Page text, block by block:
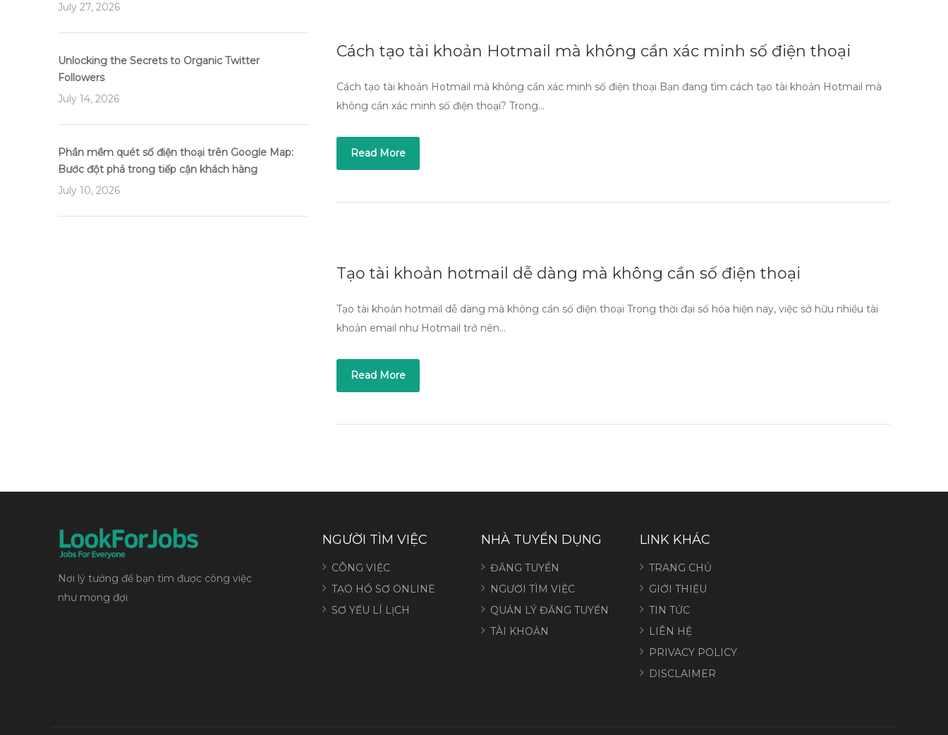
Cách tạo tài khoản Hotmail mà không cần xác minh số điện thoại
Cách tạo tài khoản Hotmail mà không cần xác minh số điện thoại Bạn đang tìm cách tạo tài khoản Hotmail mà
không cần xác minh số điện thoại? Trong…
Read More
Tạo tài khoản hotmail dễ dàng mà không cần số điện thoại
Tạo tài khoản hotmail dễ dàng mà không cần số điện thoại Trong thời đại số hóa hiện nay, việc sở hữu nhiều tài
khoản email như Hotmail trở nên…
Read More
July 27, 2026
Unlocking the Secrets to Organic Twitter
Followers
July 14, 2026
Phần mềm quét số điện thoại trên Google Map:
Bước đột phá trong tiếp cận khách hàng
July 10, 2026
Nơi lý tưởng để bạn tìm được công việc
như mong đợi
NGƯỜI TÌM VIỆC
CÔNG VIỆC
TẠO HỒ SƠ ONLINE
SƠ YẾU LÍ LỊCH
NHÀ TUYỂN DỤNG
ĐĂNG TUYỂN
NGƯỜI TÌM VIỆC
QUẢN LÝ ĐĂNG TUYỂN
TÀI KHOẢN
LINK KHÁC
TRANG CHỦ
GIỚI THIỆU
TIN TỨC
LIÊN HỆ
PRIVACY POLICY
DISCLAIMER